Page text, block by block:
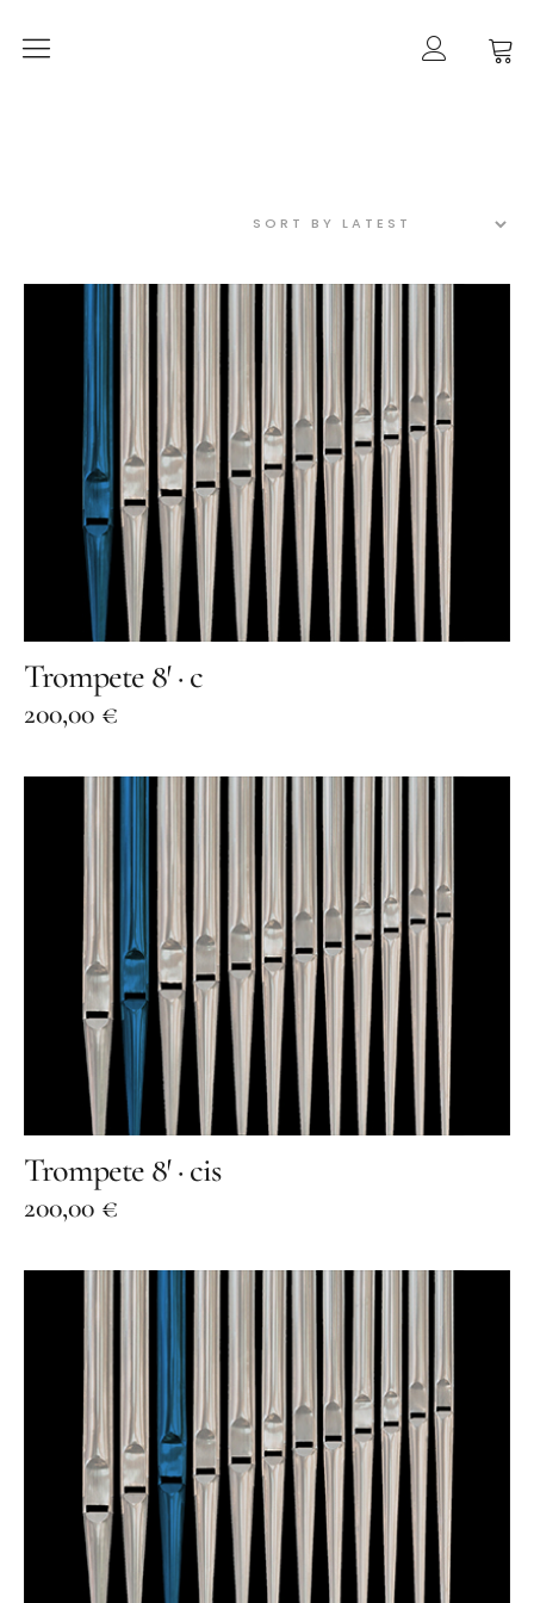
März 2021 –
der Orgeleinbau
April 2021 –
der Orgeleinbau
April 2021 –
die Intonation
Geschichte
Orgelbauer
Grußwort von Schirmherr
Wolfgang Thierse
2019 · LOTTO-Stiftung Berlin
Konzertarchiv
Orgelherbst 2025
Orgelherbst 2024
Orgelherbst 2023
Orgelherbst 2022
Orgelakademie 2022
Orgelherbst 2021
Benefiz
Trompete 8′ · c
200,00 €
Trompete 8′ · cis
200,00 €